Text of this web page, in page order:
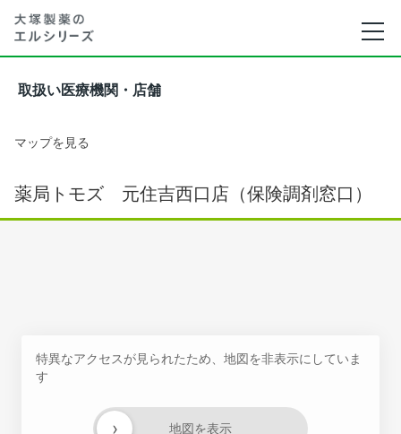
取扱い医療機関・店舗
マップを見る
薬局トモズ 元住吉西口店（保険調剤窓口）
特異なアクセスが見られたため、地図を非表示にしていま
す
地図を表示
›